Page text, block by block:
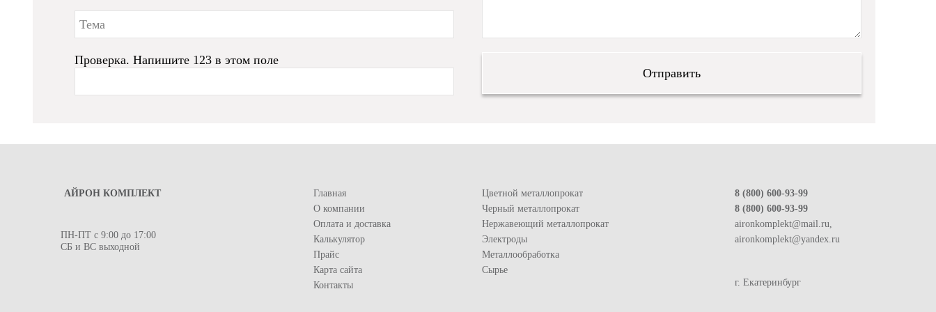
Проверка. Напишите 123 в этом поле
АЙРОН КОМПЛЕКТ
ПН-ПТ с 9:00 до 17:00
СБ и ВС выходной
Главная
О компании
Оплата и доставка
Калькулятор
Прайс
Карта сайта
Контакты
Цветной металлопрокат
Черный металлопрокат
Нержавеющий металлопрокат
Электроды
Металлообработка
Сырье
8 (800) 600-93-99
8 (800) 600-93-99
aironkomplekt@mail.ru,
aironkomplekt@yandex.ru
г. Екатеринбург